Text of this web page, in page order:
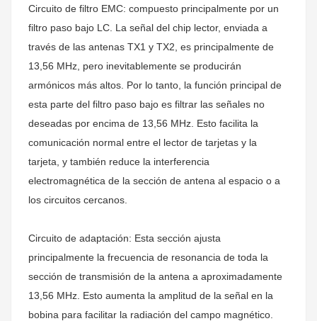
Circuito de filtro EMC: compuesto principalmente por un
filtro paso bajo LC. La señal del chip lector, enviada a
través de las antenas TX1 y TX2, es principalmente de
13,56 MHz, pero inevitablemente se producirán
armónicos más altos. Por lo tanto, la función principal de
esta parte del filtro paso bajo es filtrar las señales no
deseadas por encima de 13,56 MHz. Esto facilita la
comunicación normal entre el lector de tarjetas y la
tarjeta, y también reduce la interferencia
electromagnética de la sección de antena al espacio o a
los circuitos cercanos.
Circuito de adaptación: Esta sección ajusta
principalmente la frecuencia de resonancia de toda la
sección de transmisión de la antena a aproximadamente
13,56 MHz. Esto aumenta la amplitud de la señal en la
bobina para facilitar la radiación del campo magnético.